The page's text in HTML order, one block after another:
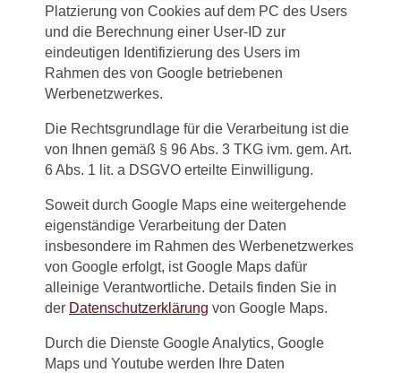
Platzierung von Cookies auf dem PC des Users
und die Berechnung einer User-ID zur
eindeutigen Identifizierung des Users im
Rahmen des von Google betriebenen
Werbenetzwerkes.
Die Rechtsgrundlage für die Verarbeitung ist die
von Ihnen gemäß § 96 Abs. 3 TKG ivm. gem. Art.
6 Abs. 1 lit. a DSGVO erteilte Einwilligung.
Soweit durch Google Maps eine weitergehende
eigenständige Verarbeitung der Daten
insbesondere im Rahmen des Werbenetzwerkes
von Google erfolgt, ist Google Maps dafür
alleinige Verantwortliche. Details finden Sie in
der Datenschutzerklärung von Google Maps.
Durch die Dienste Google Analytics, Google
Maps und Youtube werden Ihre Daten